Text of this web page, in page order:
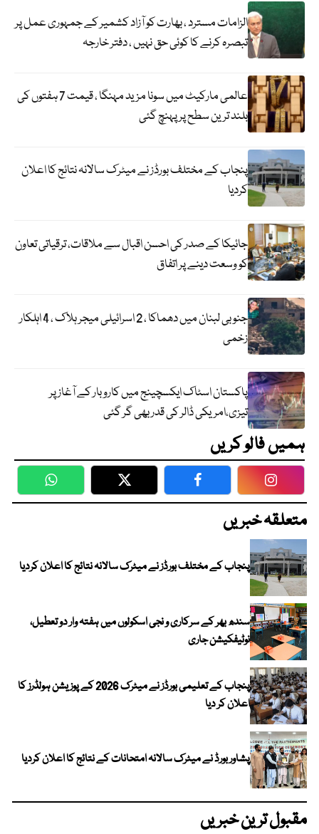
الزامات مسترد ، بھارت کو آزاد کشمیر کے جمہوری عمل پر
تبصرہ کرنے کا کوئی حق نہیں ، دفتر خارجہ
عالمی مارکیٹ میں سونا مزید مہنگا ، قیمت 7 ہفتوں کی
بلند ترین سطح پر پہنچ گئی
پنجاب کے مختلف بورڈز نے میٹرک سالانہ نتائج کا اعلان
کردیا
جائیکا کے صدر کی احسن اقبال سے ملاقات، ترقیاتی تعاون
کو وسعت دینے پر اتفاق
جنوبی لبنان میں دھماکا ، 2 اسرائیلی میجر ہلاک ، 4 اہلکار
زخمی
پاکستان اسٹاک ایکسچینج میں کاروبار کے آغاز پر
تیزی،امریکی ڈالر کی قدر بھی گر گئی
ہمیں فالو کریں
WhatsApp Twitter Facebook
متعلقہ خبریں
پنجاب کے مختلف بورڈز نے میٹرک سالانہ نتائج کا اعلان کردیا
سندھ بھر کے سرکاری و نجی اسکولوں میں ہفتہ وار دو تعطیل،
نوٹیفکیشن جاری
پنجاب کے تعلیمی بورڈز نے میٹرک 2026 کے پوزیشن ہولڈرز کا
اعلان کر دیا
پشاور بورڈ نے میٹرک سالانہ امتحانات کے نتائج کا اعلان کردیا
مقبول ترین خبریں